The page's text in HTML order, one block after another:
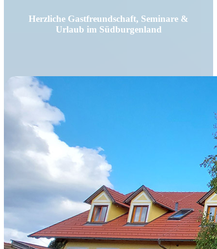
Herzliche Gastfreundschaft, Seminare &
Urlaub im Südburgenland